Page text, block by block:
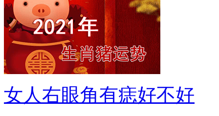
女人右眼角有痣好不好